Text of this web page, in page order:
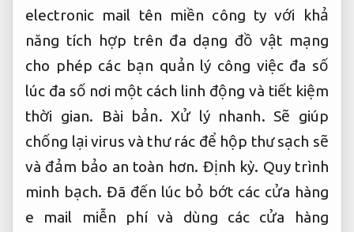
electronic mail tên miền công ty với khả
năng tích hợp trên đa dạng đồ vật mạng
cho phép các bạn quản lý công việc đa số
lúc đa số nơi một cách linh động và tiết kiệm
thời gian.
Bài bản. Xử lý nhanh. Sẽ giúp
chống lại virus và thư rác để hộp thư sạch sẽ
và đảm bảo an toàn hơn. Định kỳ. Quy trình
minh bạch. Đã đến lúc bỏ bớt các cửa hàng
e mail miễn phí và dùng các cửa hàng